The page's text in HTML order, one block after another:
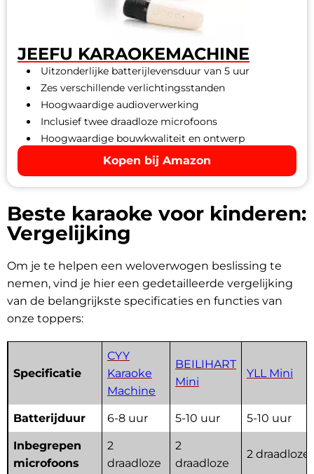
JEEFU KARAOKEMACHINE
Uitzonderlijke batterijlevensduur van 5 uur
Zes verschillende verlichtingsstanden
Hoogwaardige audioverwerking
Inclusief twee draadloze microfoons
Hoogwaardige bouwkwaliteit en ontwerp
Kopen bij Amazon
Beste karaoke voor kinderen:
Vergelijking
Om je te helpen een weloverwogen beslissing te
nemen, vind je hier een gedetailleerde vergelijking
van de belangrijkste specificaties en functies van
onze toppers:
Specificatie
CYY
Karaoke
Machine
BEILIHART
Mini
YLL Mini
Batterijduur 6-8 uur 5-10 uur 5-10 uur
Inbegrepen
microfoons
2
draadloze
2
draadloze
2 draadloze